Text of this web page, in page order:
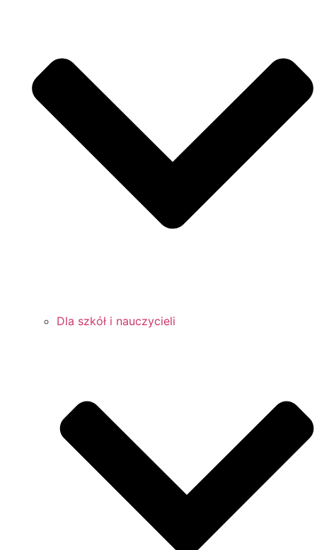
Dla szkół i nauczycieli